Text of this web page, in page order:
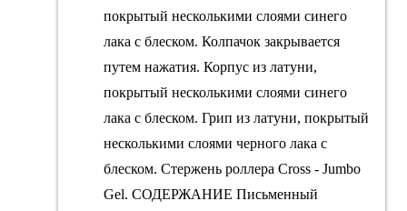
покрытый несколькими слоями синего
лака с блеском. Колпачок закрывается
путем нажатия. Корпус из латуни,
покрытый несколькими слоями синего
лака с блеском. Грип из латуни, покрытый
несколькими слоями черного лака с
блеском. Стержень роллера Cross - Jumbo
Gel. СОДЕРЖАНИЕ Письменный